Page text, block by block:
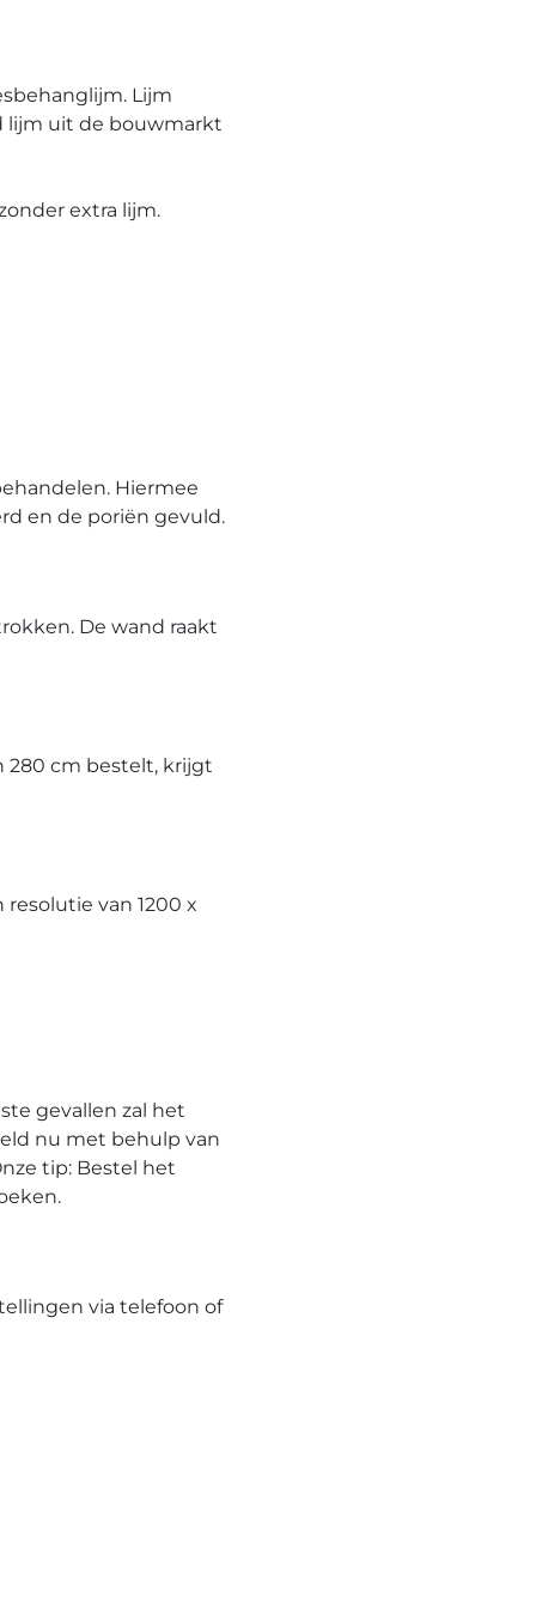
Lijm
lijm uit de bouwmarkt
extra lijm.
Hiermee
en de poriën gevuld.
De wand raakt
280 cm bestelt, krijgt
van 1200 x
gevallen zal het
nu met behulp van
tip: Bestel het
via telefoon of